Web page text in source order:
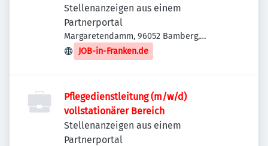
Stellenanzeigen aus einem
Partnerportal
Margaretendamm, 96052 Bamberg,
Deutschland
JOB-in-Franken.de
Pflegedienstleitung (m/w/d)
vollstationärer Bereich
Stellenanzeigen aus einem
Partnerportal